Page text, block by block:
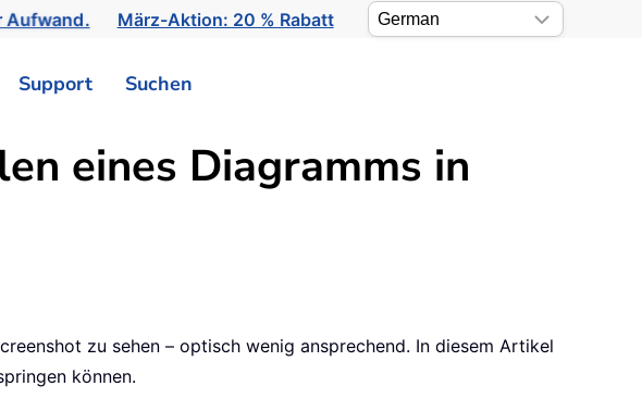
Aufwand. März-Aktion: 20 % Rabatt
Support Suchen
eines Diagramms in
zu sehen – optisch wenig ansprechend. In diesem Artikel
können.